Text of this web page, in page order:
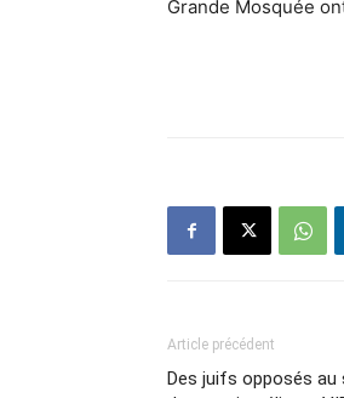
Grande Mosquée
Article précédent
Des juifs opposés au